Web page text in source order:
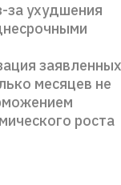
за ухудшения
заявленных
месяцев не
роста